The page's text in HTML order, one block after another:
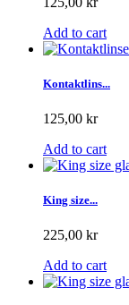
Add to cart
Kontaktlins...
125,00 kr
Add to cart
King size...
225,00 kr
Add to cart